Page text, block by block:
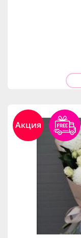
Акция